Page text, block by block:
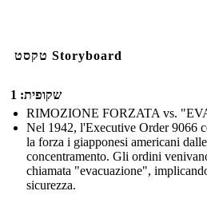
טקסט Storyboard
שקופית: 1
RIMOZIONE FORZATA vs.
Nel 1942, l'Executive Order 9066
la forza i giapponesi americani
concentramento. Gli ordini
chiamata "evacuazione",
sicurezza.